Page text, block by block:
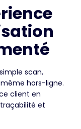
scan,
hors-ligne.
client en
et